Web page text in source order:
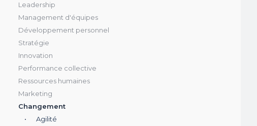
Leadership
Management d'équipes
Développement personnel
Stratégie
Innovation
Performance collective
Ressources humaines
Marketing
Changement
Agilité
votre
les options de